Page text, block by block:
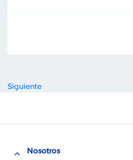
Siguiente
Nosotros